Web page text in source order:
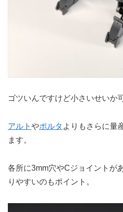
ゴツいんですけど小さいせいか
アルト やポルタ よりもさらに量
ます。
各所に3mm穴やCジョイントが
りやすいのもポイント。